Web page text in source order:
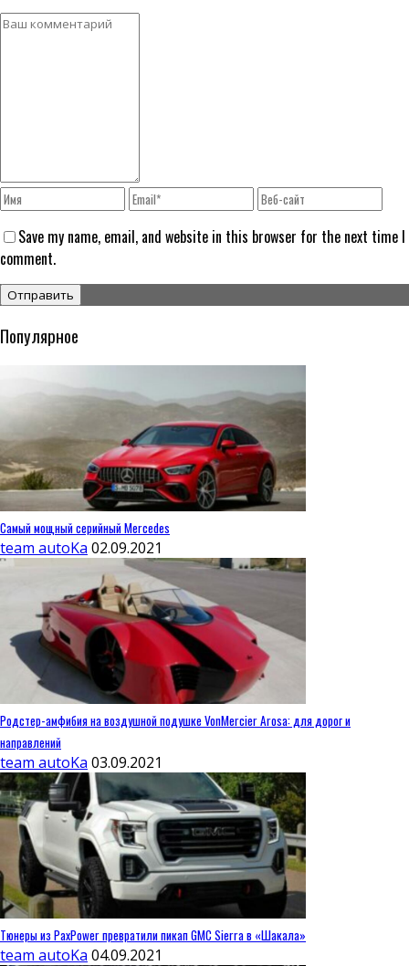
Save my name, email, and website in this browser for the next time I
comment.
Популярное
Самый мощный серийный Mercedes
team autoKa 02.09.2021
Родстер-амфибия на воздушной подушке VonMercier Arosa: для дорог и
направлений
team autoKa 03.09.2021
Тюнеры из PaxPower превратили пикап GMC Sierra в «Шакала»
team autoKa 04.09.2021